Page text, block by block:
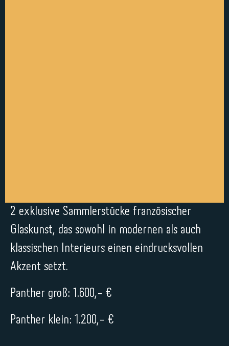
2 exklusive Sammlerstücke französischer
Glaskunst, das sowohl in modernen als auch
klassischen Interieurs einen eindrucksvollen
Akzent setzt.
Panther groß: 1.600,- €
Panther klein: 1.200,- €